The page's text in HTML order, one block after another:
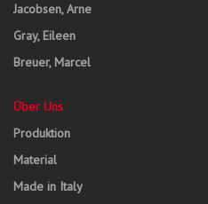
Jacobsen, Arne
Gray, Eileen
Breuer, Marcel
Über Uns
Produktion
Material
Made in Italy